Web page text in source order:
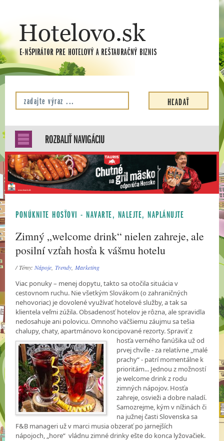
ROZBALIŤ NAVIGÁCIU
PONÚKNITE HOSŤOVI - NAVARTE, NALEJTE, NAPLÁNUJTE
Zimný „welcome drink“ nielen zahreje, ale
posilní vzťah hosťa k vášmu hotelu
/ Témy:Nápoje ,Trendy ,Marketing
Viac ponuky – menej dopytu, takto sa otočila situácia v
cestovnom ruchu. Nie všetkým Slovákom (o zahraničných
nehovoriac) je dovolené využívať hotelové služby, a tak sa
klientela veľmi zúžila. Obsadenosť hotelov je rôzna, ale spravidla
nedosahuje ani polovicu. Omnoho väčšiemu záujmu sa tešia
chalupy, chaty, apartmánovo koncipované rezorty. Spraviť z
hosťaverného fanúšika už od
prvej chvíle - za relatívne „malé
prachy“ - patrí momentálne k
prioritám... Jednou z možností
je welcome drink z rodu
zimných nápojov. Hosťa
zahreje, osvieži a dobre naladí.
Samozrejme, kým v nížinách či
na južnej časti Slovenska sa
F&B manageri už v marci musia obzerať po jarnejších
nápojoch, „hore“ vládnu zimné drinky ešte do konca lyžovačiek.